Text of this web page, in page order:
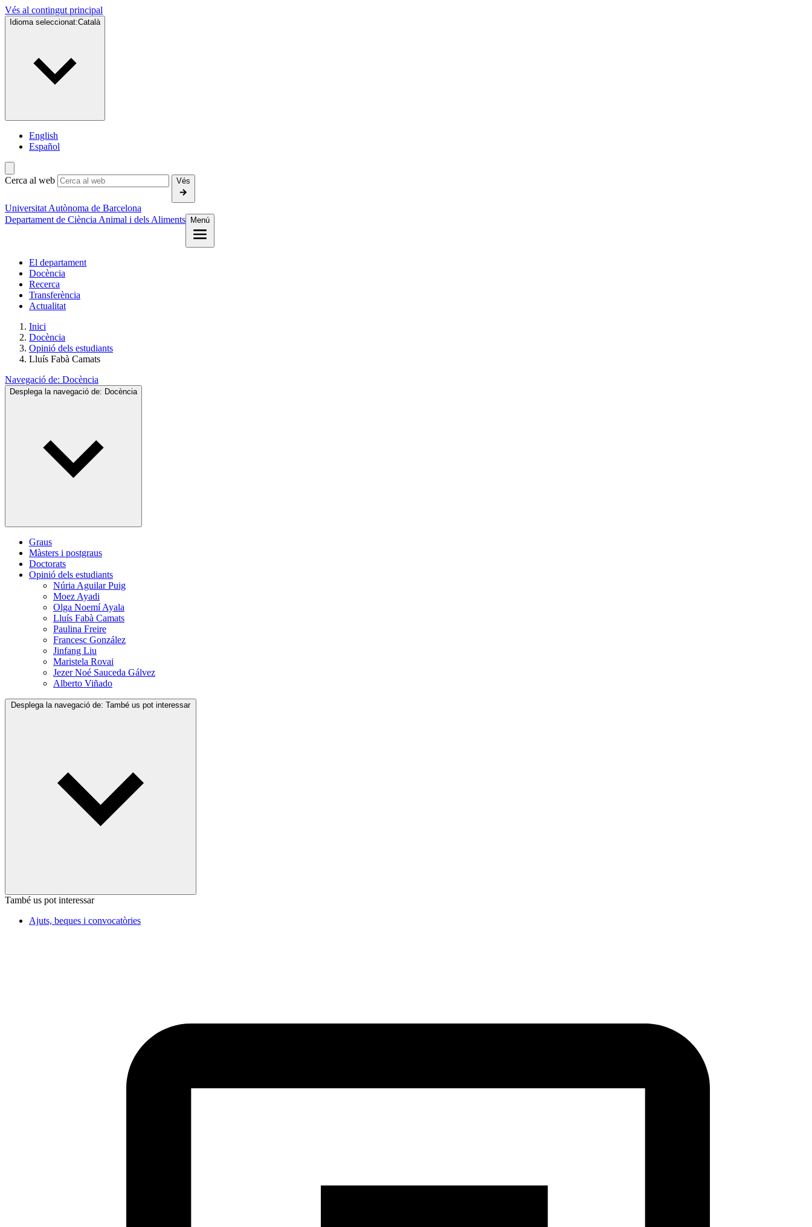
Vés al contingut principal
Idioma seleccionat:Català
English
Español
Cerca al web Vés
Universitat Autònoma de Barcelona
Departament de Ciència Animal i dels Aliments
Menú
El departament
Docència
Recerca
Transferència
Actualitat
Inici
Docència
Opinió dels estudiants
Lluís Fabà Camats
Navegació de: Docència
Desplega la navegació de: Docència
Graus
Màsters i postgraus
Doctorats
Opinió dels estudiants
Núria Aguilar Puig
Moez Ayadi
Olga Noemí Ayala
Lluís Fabà Camats
Paulina Freire
Francesc González
Jinfang Liu
Maristela Rovai
Jezer Noé Sauceda Gálvez
Alberto Viñado
Desplega la navegació de: També us pot interessar
També us pot interessar
Ajuts, beques i convocatòries